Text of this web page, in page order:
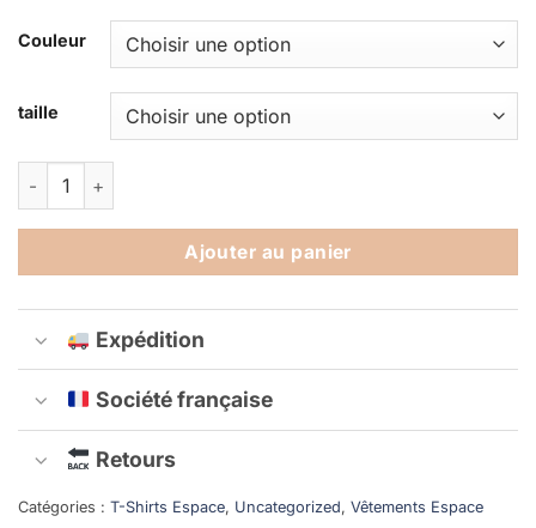
Couleur
taille
quantité de T-Shirt "Occupy Mars"
Ajouter au panier
Alternative:
Expédition
Société française
Retours
Catégories : T-Shirts Espace, Uncategorized, Vêtements Espace